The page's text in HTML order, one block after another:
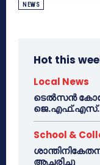
NEWS
Hot this
Local News
ടെൽസൻ
ജെ.എഫ്.എസ്.
School &
ആചരിച്ചു